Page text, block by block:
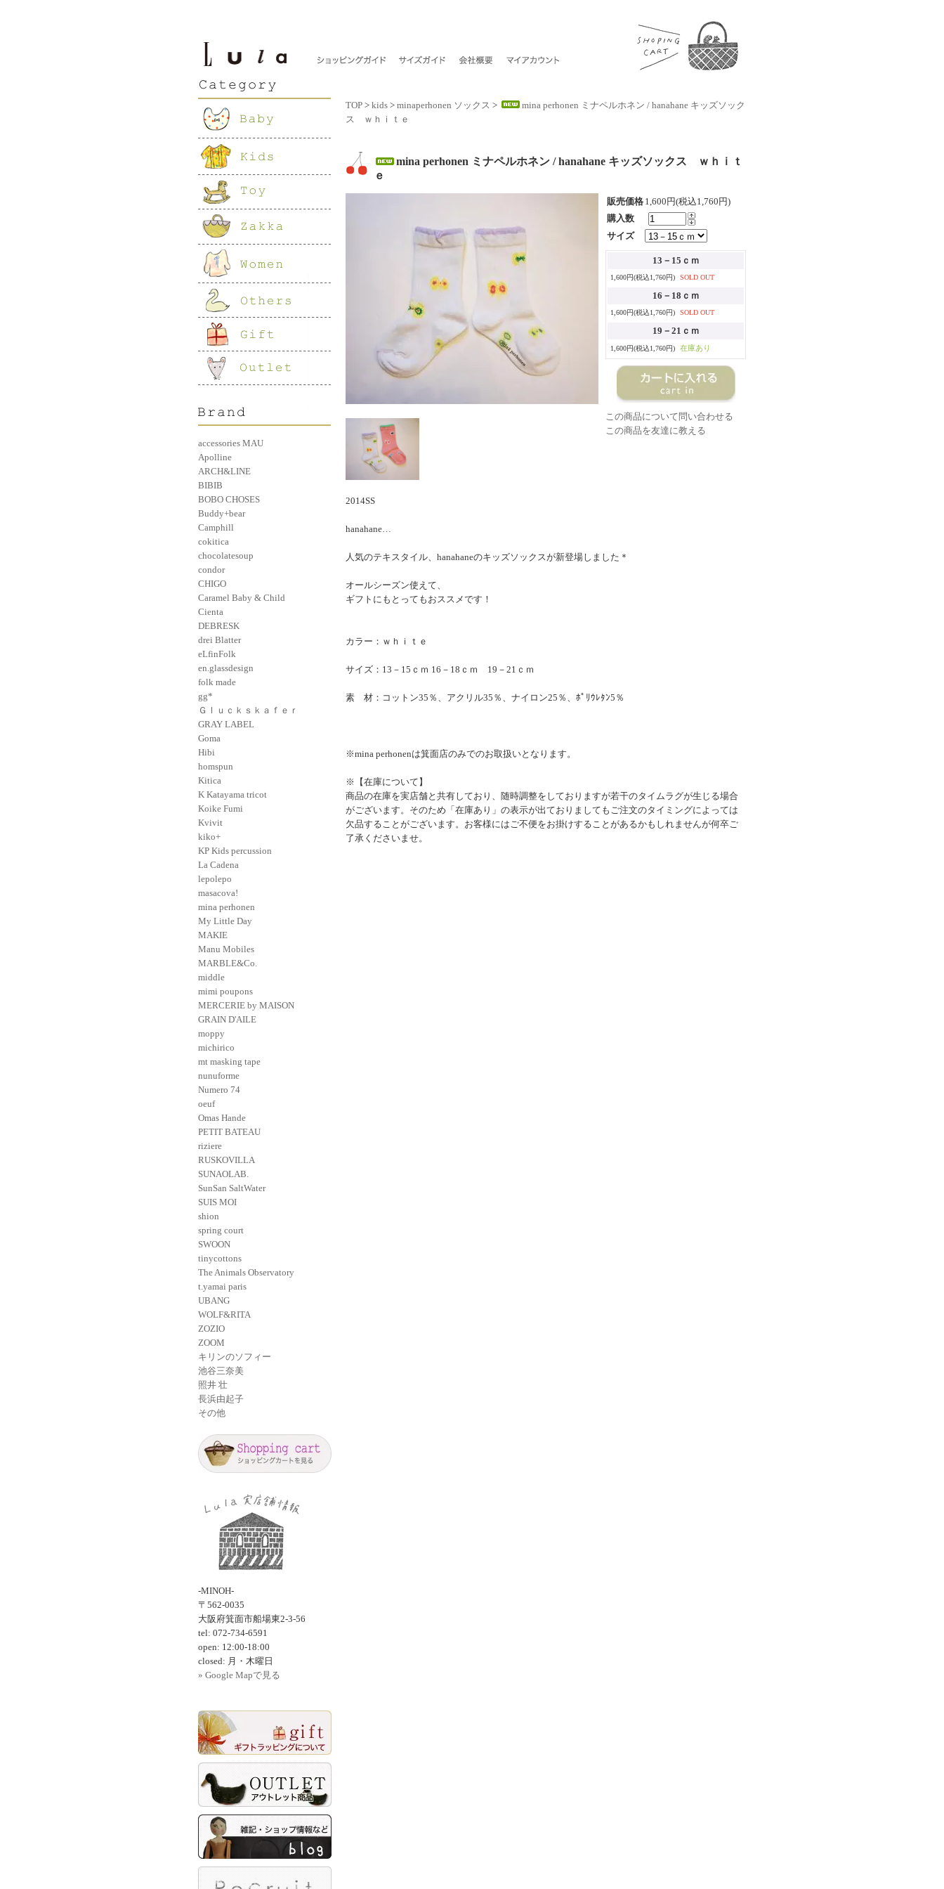
accessories MAU
Apolline
ARCH&LINE
BIBIB
BOBO CHOSES
Buddy+bear
Camphill
cokitica
chocolatesoup
condor
CHIGO
Caramel Baby & Child
Cienta
DEBRESK
drei Blatter
eLfinFolk
en.glassdesign
folk made
gg*
Ｇｌｕｃｋｓｋａｆｅｒ
GRAY LABEL
Goma
Hibi
homspun
Kitica
K Katayama tricot
Koike Fumi
Kvivit
kiko+
KP Kids percussion
La Cadena
lepolepo
masacova!
mina perhonen
My Little Day
MAKIE
Manu Mobiles
MARBLE&Co.
middle
mimi poupons
MERCERIE by MAISON
GRAIN D'AILE
moppy
michirico
mt masking tape
nunuforme
Numero 74
oeuf
Omas Hande
PETIT BATEAU
riziere
RUSKOVILLA
SUNAOLAB.
SunSan SaltWater
SUIS MOI
shion
spring court
SWOON
tinycottons
The Animals Observatory
t.yamai paris
UBANG
WOLF&RITA
ZOZIO
ZOOM
キリンのソフィー
池谷三奈美
照井 壮
長浜由起子
その他
-MINOH-
〒562-0035
大阪府箕面市船場東2-3-56
tel: 072-734-6591
open: 12:00-18:00
closed: 月・木曜日
» Google Mapで見る
TOP > kids > minaperhonen ソックス >
mina perhonen ミナペルホネン / hanahane キッズソック
ス ｗｈｉｔｅ
mina perhonen ミナペルホネン / hanahane キッズソックス ｗｈｉｔ
ｅ
販売価格 1,600円(税込1,760円)
購入数
サイズ
13－15ｃｍ
1,600円(税込1,760円) SOLD OUT
16－18ｃｍ
1,600円(税込1,760円) SOLD OUT
19－21ｃｍ
1,600円(税込1,760円) 在庫あり
この商品について問い合わせる
この商品を友達に教える
2014SS
hanahane…
人気のテキスタイル、hanahaneのキッズソックスが新登場しました＊
オールシーズン使えて、
ギフトにもとってもおススメです！
カラー：ｗｈｉｔｅ
サイズ：13－15ｃｍ 16－18ｃｍ 19－21ｃｍ
素 材：コットン35％、アクリル35％、ナイロン25％、ﾎﾟﾘｳﾚﾀﾝ5％
※mina perhonenは箕面店のみでのお取扱いとなります。
※【在庫について】
商品の在庫を実店舗と共有しており、随時調整をしておりますが若干のタイムラグが生じる場合
がございます。そのため「在庫あり」の表示が出ておりましてもご注文のタイミングによっては
欠品することがございます。お客様にはご不便をお掛けすることがあるかもしれませんが何卒ご
了承くださいませ。